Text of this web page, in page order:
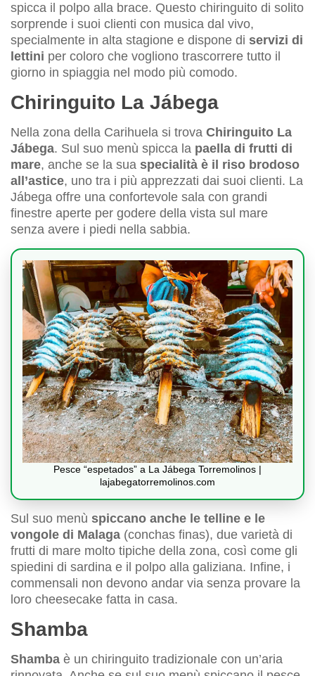
spicca il polpo alla brace. Questo chiringuito di solito
sorprende i suoi clienti con musica dal vivo,
specialmente in alta stagione e dispone di servizi di
lettini per coloro che vogliono trascorrere tutto il
giorno in spiaggia nel modo più comodo.
Chiringuito La Jábega
Nella zona della Carihuela si trova Chiringuito La
Jábega. Sul suo menù spicca la paella di frutti di
mare, anche se la sua specialità è il riso brodoso
all’astice, uno tra i più apprezzati dai suoi clienti. La
Jábega offre una confortevole sala con grandi
finestre aperte per godere della vista sul mare
senza avere i piedi nella sabbia.
Pesce “espetados” a La Jábega Torremolinos |
lajabegatorremolinos.com
Sul suo menù spiccano anche le telline e le
vongole di Malaga (conchas finas), due varietà di
frutti di mare molto tipiche della zona, così come gli
spiedini di sardina e il polpo alla galiziana. Infine, i
commensali non devono andar via senza provare la
loro cheesecake fatta in casa.
Shamba
Shamba è un chiringuito tradizionale con un’aria